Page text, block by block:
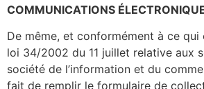
COMMUNICATIONS
De même, et conformément à ce qui
loi 34/2002 du 11 juillet relative aux
société de l’information et du
fait de remplir le formulaire de